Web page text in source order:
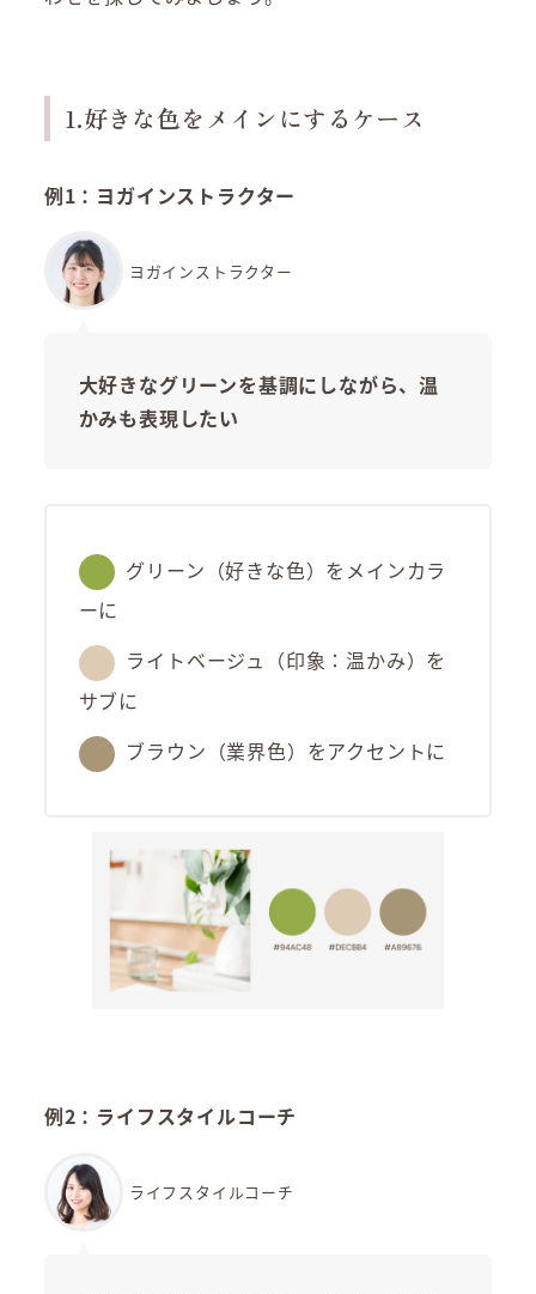
1.好きな色をメインにするケース
例1：ヨガインストラクター
ヨガインストラクター
大好きなグリーンを基調にしながら、温
かみも表現したい
グリーン（好きな色）をメインカラ
ーに
ライトベージュ（印象：温かみ）を
サブに
ブラウン（業界色）をアクセントに
例2：ライフスタイルコーチ
ライフスタイルコーチ